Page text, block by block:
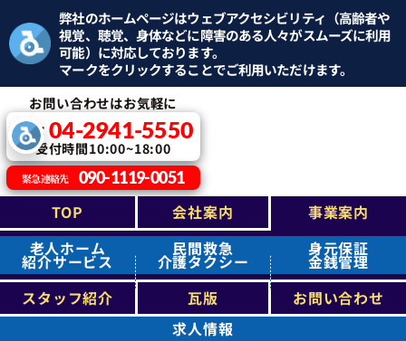
弊社のホームページはウェブアクセシビリティ（高齢者や
視覚、聴覚、身体などに障害のある人々がスムーズに利用
可能）に対応しております。
マークをクリックすることでご利用いただけます。
お問い合わせはお気軽に
TEL：04-2941-5550
受付時間10:00~18:00
緊急連絡先 090-1119-0051
TOP 会社案内
事業案内
老人ホーム
紹介サービス
民間救急
介護タクシー
身元保証
金銭管理
スタッフ紹介
瓦版
お問い合わせ
求人情報